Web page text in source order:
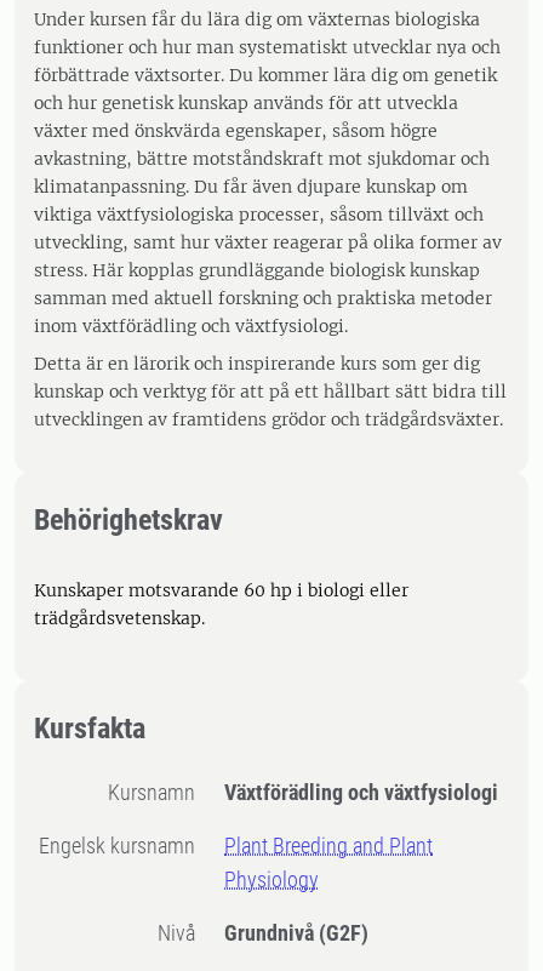
Under kursen får du lära dig om växternas biologiska
funktioner och hur man systematiskt utvecklar nya och
förbättrade växtsorter. Du kommer lära dig om genetik
och hur genetisk kunskap används för att utveckla
växter med önskvärda egenskaper, såsom högre
avkastning, bättre motståndskraft mot sjukdomar och
klimatanpassning. Du får även djupare kunskap om
viktiga växtfysiologiska processer, såsom tillväxt och
utveckling, samt hur växter reagerar på olika former av
stress. Här kopplas grundläggande biologisk kunskap
samman med aktuell forskning och praktiska metoder
inom växtförädling och växtfysiologi.
Detta är en lärorik och inspirerande kurs som ger dig
kunskap och verktyg för att på ett hållbart sätt bidra till
utvecklingen av framtidens grödor och trädgårdsväxter.
Behörighetskrav
Kunskaper motsvarande 60 hp i biologi eller
trädgårdsvetenskap.
Kursfakta
Kursnamn Växtförädling och växtfysiologi
Engelsk kursnamn
Plant Breeding and Plant
Physiology
Nivå Grundnivå (G2F)